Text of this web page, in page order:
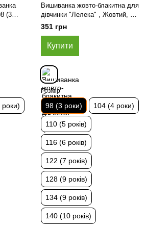
(3
Вишиванка жовто-блакитна для
дівчинки "Лелека" , Жовтий, 98
(3 роки)
351 грн
Купити
Розмір
98 (3 роки) 104 (4 роки)
110 (5 років)
116 (6 років)
122 (7 років)
128 (9 років)
134 (9 років)
140 (10 років)